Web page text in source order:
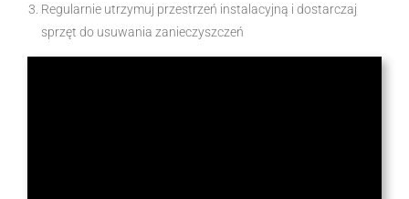
Regularnie utrzymuj przestrzeń instalacyjną i dostarczaj
sprzęt do usuwania zanieczyszczeń